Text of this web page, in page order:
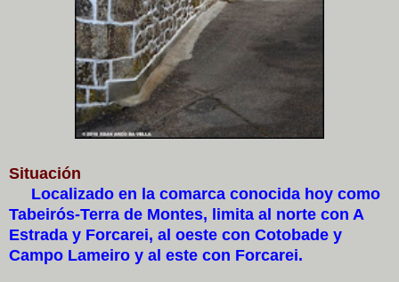
Situación
Localizado en la comarca conocida hoy como
Tabeirós-Terra de Montes, limita al norte con A
Estrada y Forcarei, al oeste con Cotobade y
Campo Lameiro y al este con Forcarei.